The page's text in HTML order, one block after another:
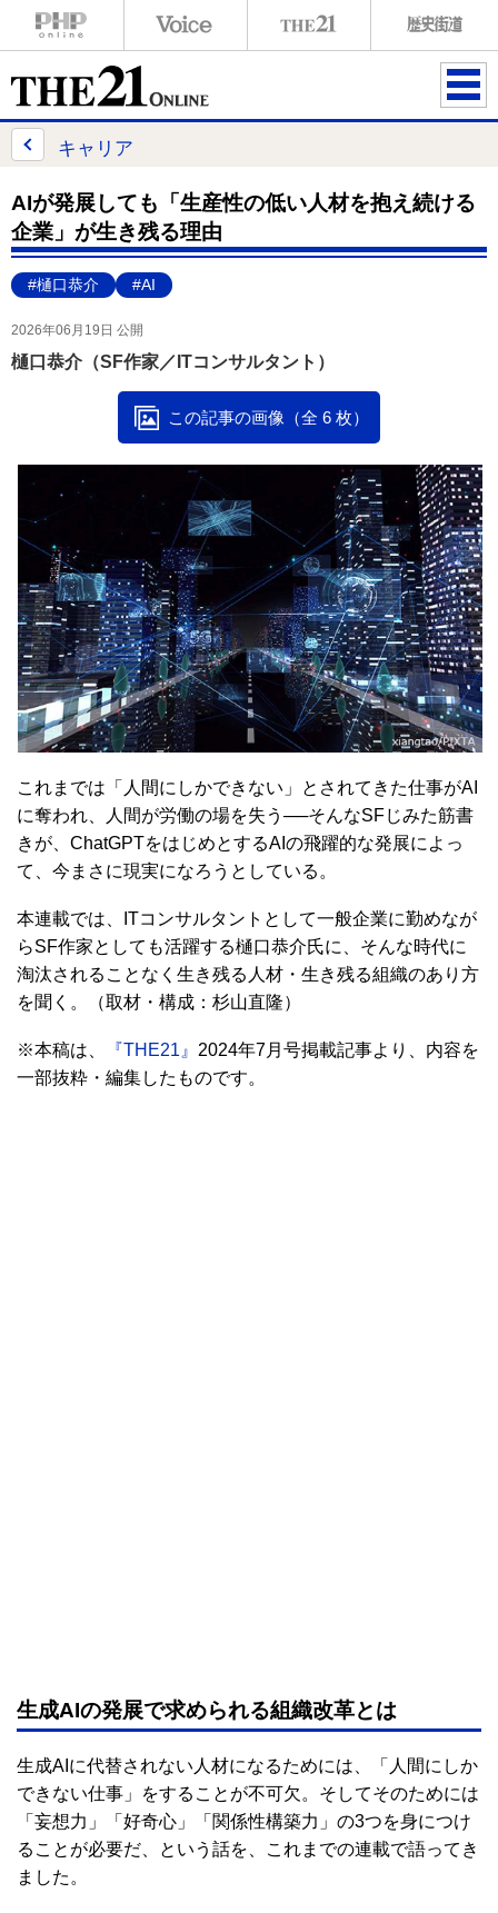
ME
キャリア
AIが発展しても「生産性の低い人材を抱え続ける
企業」が生き残る理由
#樋口恭介 #AI
2026年06月19日 公開
樋口恭介（SF作家／ITコンサルタント）
この記事の画像（全 6 枚）
これまでは「人間にしかできない」とされてきた仕事がAI
に奪われ、人間が労働の場を失う──そんなSFじみた筋書
きが、ChatGPTをはじめとするAIの飛躍的な発展によっ
て、今まさに現実になろうとしている。
本連載では、ITコンサルタントとして一般企業に勤めなが
らSF作家としても活躍する樋口恭介氏に、そんな時代に
淘汰されることなく生き残る人材・生き残る組織のあり方
を聞く。（取材・構成：杉山直隆）
※本稿は、 『THE21』 2024年7月号掲載記事より、内容を
一部抜粋・編集したものです。
生成AIの発展で求められる組織改革とは
生成AIに代替されない人材になるためには、「人間にしか
できない仕事」をすることが不可欠。そしてそのためには
「妄想力」「好奇心」「関係性構築力」の3つを身につけ
ることが必要だ、という話を、これまでの連載で語ってき
ました。